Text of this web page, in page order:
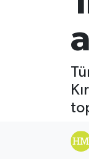
Kültür
Magazin
Süper Lig
Tüm
Son
Haber